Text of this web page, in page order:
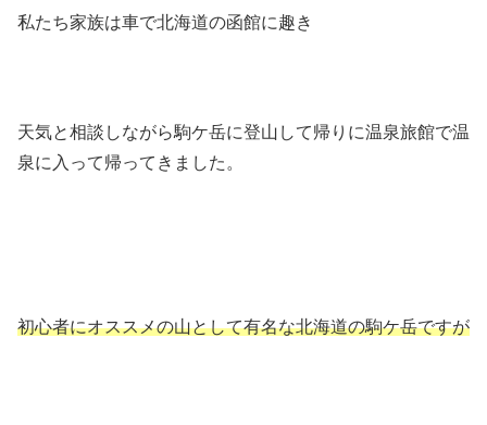
私たち家族は車で北海道の函館に趣き
天気と相談しながら駒ケ岳に登山して帰りに温泉旅館で温
泉に入って帰ってきました。
初心者にオススメの山として有名な北海道の駒ケ岳ですが